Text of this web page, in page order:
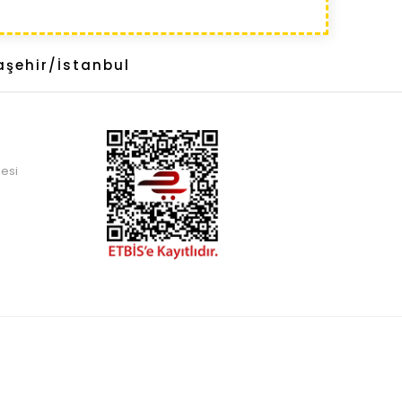
İstanbul